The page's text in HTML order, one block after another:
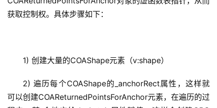
获取控制权。具体步骤如下：
1) 创建大量的COAShape元素（v:shape）
2) 遍历每个COAShape的_anchorRect属性，这样就
可以创建COAReturnedPointsForAnchor元素，在遍历的过